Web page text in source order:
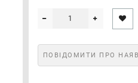
ПОВІДОМИТИ ПРО